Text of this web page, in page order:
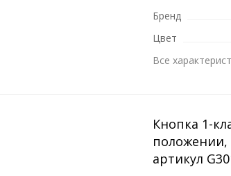
Бренд
Цвет
Все
Кнопка 1-
положении,
артикул